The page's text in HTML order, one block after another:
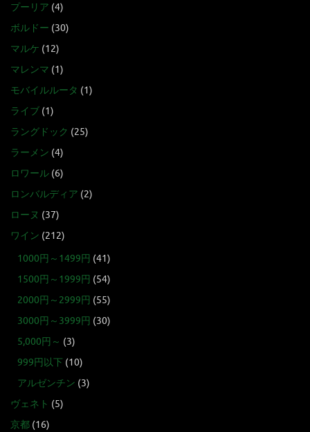
プーリア (4)
ボルドー (30)
マルケ (12)
マレンマ (1)
モバイルルータ (1)
ライブ (1)
ラングドック (25)
ラーメン (4)
ロワール (6)
ロンバルディア (2)
ローヌ (37)
ワイン (212)
1000円～1499円 (41)
1500円～1999円 (54)
2000円～2999円 (55)
3000円～3999円 (30)
5,000円～ (3)
999円以下 (10)
アルゼンチン (3)
ヴェネト (5)
京都 (16)